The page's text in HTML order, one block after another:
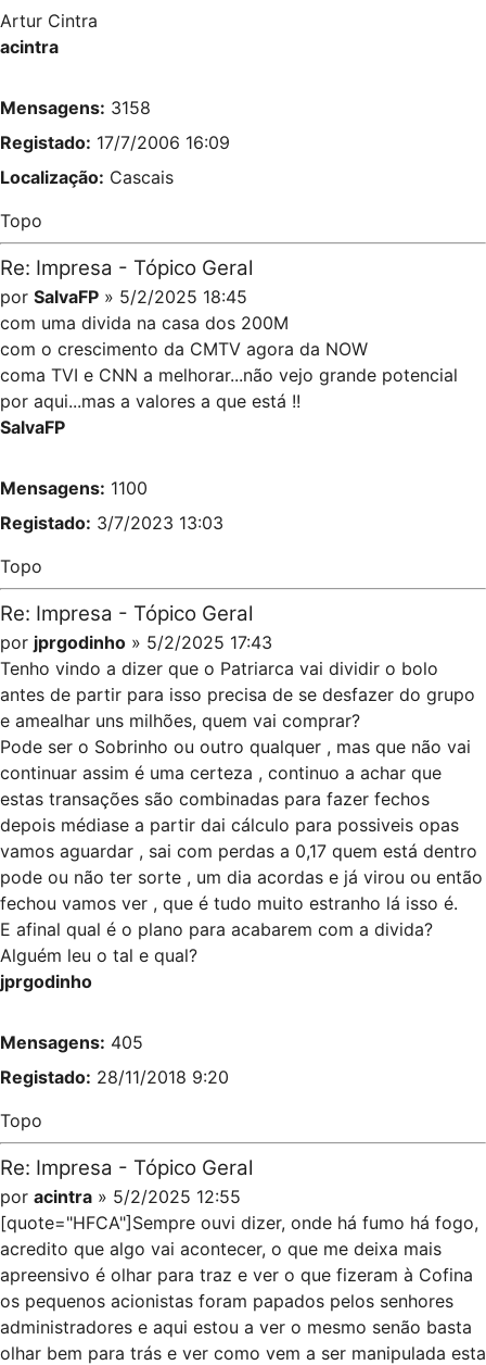
Artur Cintra
acintra
Mensagens: 3158
Registado: 17/7/2006 16:09
Localização: Cascais
Topo
Re: Impresa - Tópico Geral
por SalvaFP » 5/2/2025 18:45
com uma divida na casa dos 200M
com o crescimento da CMTV agora da NOW
coma TVI e CNN a melhorar...não vejo grande potencial
por aqui...mas a valores a que está !!
SalvaFP
Mensagens: 1100
Registado: 3/7/2023 13:03
Topo
Re: Impresa - Tópico Geral
por jprgodinho » 5/2/2025 17:43
Tenho vindo a dizer que o Patriarca vai dividir o bolo
antes de partir para isso precisa de se desfazer do grupo
e amealhar uns milhões, quem vai comprar?
Pode ser o Sobrinho ou outro qualquer , mas que não vai
continuar assim é uma certeza , continuo a achar que
estas transações são combinadas para fazer fechos
depois médiase a partir dai cálculo para possiveis opas
vamos aguardar , sai com perdas a 0,17 quem está dentro
pode ou não ter sorte , um dia acordas e já virou ou então
fechou vamos ver , que é tudo muito estranho lá isso é.
E afinal qual é o plano para acabarem com a divida?
Alguém leu o tal e qual?
jprgodinho
Mensagens: 405
Registado: 28/11/2018 9:20
Topo
Re: Impresa - Tópico Geral
por acintra » 5/2/2025 12:55
[quote="HFCA"]Sempre ouvi dizer, onde há fumo há fogo,
acredito que algo vai acontecer, o que me deixa mais
apreensivo é olhar para traz e ver o que fizeram à Cofina
os pequenos acionistas foram papados pelos senhores
administradores e aqui estou a ver o mesmo senão basta
olhar bem para trás e ver como vem a ser manipulada esta